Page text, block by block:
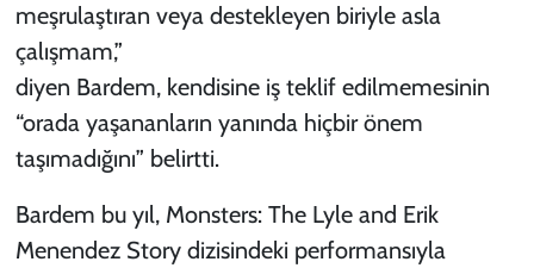
meşrulaştıran veya destekleyen biriyle asla
çalışmam,”
diyen Bardem, kendisine iş teklif edilmemesinin
“orada yaşananların yanında hiçbir önem
taşımadığını” belirtti.
Bardem bu yıl, Monsters: The Lyle and Erik
Menendez Storydizisindeki performansıyla